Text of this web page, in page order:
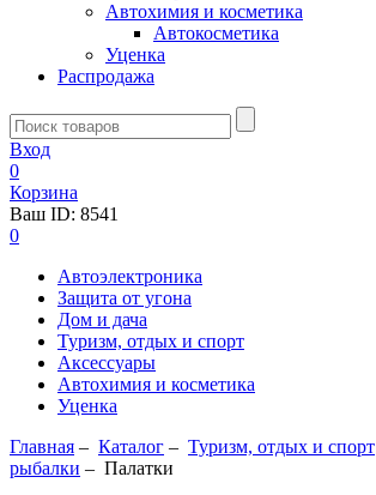
Автохимия и косметика
Автокосметика
Уценка
Распродажа
Вход
0
Корзина
Ваш ID: 8541
0
Автоэлектроника
Защита от угона
Дом и дача
Туризм, отдых и спорт
Аксессуары
Автохимия и косметика
Уценка
Главная – Каталог – Туризм, отдых и спорт
рыбалки – Палатки